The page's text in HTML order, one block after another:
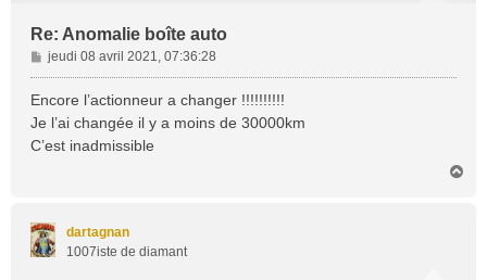
Re: Anomalie boîte auto
M
e
s
g
jeudi 08 avril 2021, 07:36:28
Encore l’actionneur a changer !!!!!!!!!!
Je l’ai changée il y a moins de 30000km
C’est inadmissible
dartagnan
1007iste de diamant